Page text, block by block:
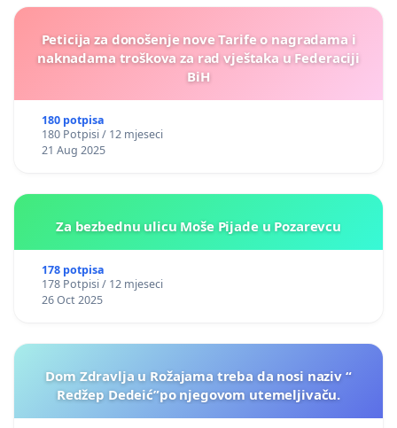
Peticija za donošenje nove Tarife o nagradama i
naknadama troškova za rad vještaka u Federaciji
BiH
180 potpisa
180 Potpisi / 12 mjeseci
21 Aug 2025
Za bezbednu ulicu Moše Pijade u Pozarevcu
178 potpisa
178 Potpisi / 12 mjeseci
26 Oct 2025
Dom Zdravlja u Rožajama treba da nosi naziv “
Redžep Dedeić”po njegovom utemeljivaču.